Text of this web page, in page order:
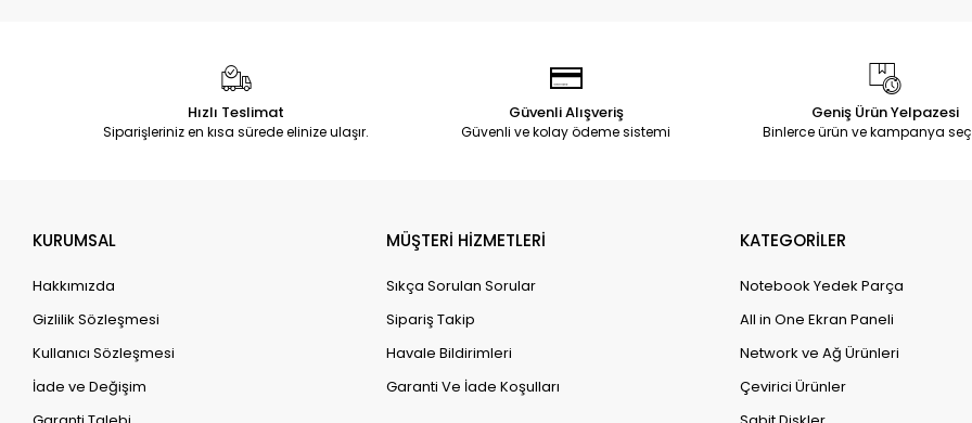
Hızlı Teslimat
Siparişleriniz en kısa sürede elinize ulaşır.
Güvenli Alışveriş
Güvenli ve kolay ödeme sistemi
Geniş Ürün Yelpazesi
Binlerce ürün ve kampanya
KURUMSAL
Hakkımızda
Gizlilik Sözleşmesi
Kullanıcı Sözleşmesi
İade ve Değişim
MÜŞTERİ HİZMETLERİ
Sıkça Sorulan Sorular
Sipariş Takip
Havale Bildirimleri
Garanti Ve İade Koşulları
KATEGORİLER
Notebook Yedek Parça
All in One Ekran Paneli
Network ve Ağ Ürünleri
Çevirici Ürünler